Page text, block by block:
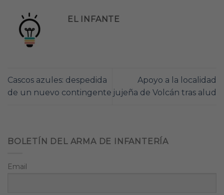
EL INFANTE
Cascos azules: despedida
de un nuevo contingente
Apoyo a la localidad
jujeña de Volcán tras alud
BOLETÍN DEL ARMA DE INFANTERÍA
Email